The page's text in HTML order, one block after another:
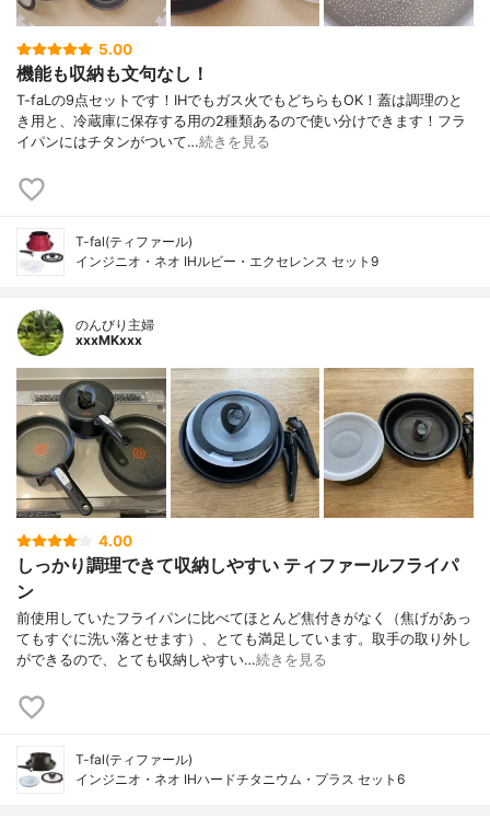
5.00
機能も収納も文句なし！
T-faLの9点セットです！IHでもガス火でもどちらもOK！蓋は調理のと
き用と、冷蔵庫に保存する用の2種類あるので使い分けできます！フラ
イパンにはチタンがついて…続きを見る
T-fal(ティファール)
インジニオ・ネオ IHルビー・エクセレンス セット9
のんびり主婦
xxxMKxxx
4.00
しっかり調理できて収納しやすい ティファールフライパ
ン
前使用していたフライパンに比べてほとんど焦付きがなく（焦げがあっ
てもすぐに洗い落とせます）、とても満足しています。取手の取り外し
ができるので、とても収納しやすい…続きを見る
T-fal(ティファール)
インジニオ・ネオ IHハードチタニウム・プラス セット6